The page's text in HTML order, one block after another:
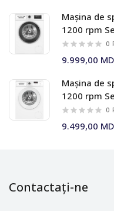
Mașina de
1200 rpm
0
9.999,00
Mașina de
1200 rpm
0
9.499,00
Contactați-ne